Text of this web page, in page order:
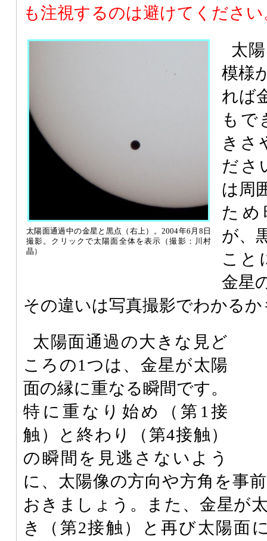
も注視するのは避けてください
太陽面通過中の金星と黒点（右上）。2004年6月8日
撮影。クリックで太陽面全体を表示（撮影：川村
晶）
太
模様
れば
もで
きさ
ださ
は周
た
が、
こと
金星
その違いは写真撮影でわかる
太陽面通過の大きな見ど
ころの1つは、金星が太陽
面の縁に重なる瞬間です。
特に重なり始め（第1接
触）と終わり（第4接触）
の瞬間を見逃さないよう
に、太陽像の方向や方角を事
おきましょう。また、金星が
き（第2接触）と再び太陽面